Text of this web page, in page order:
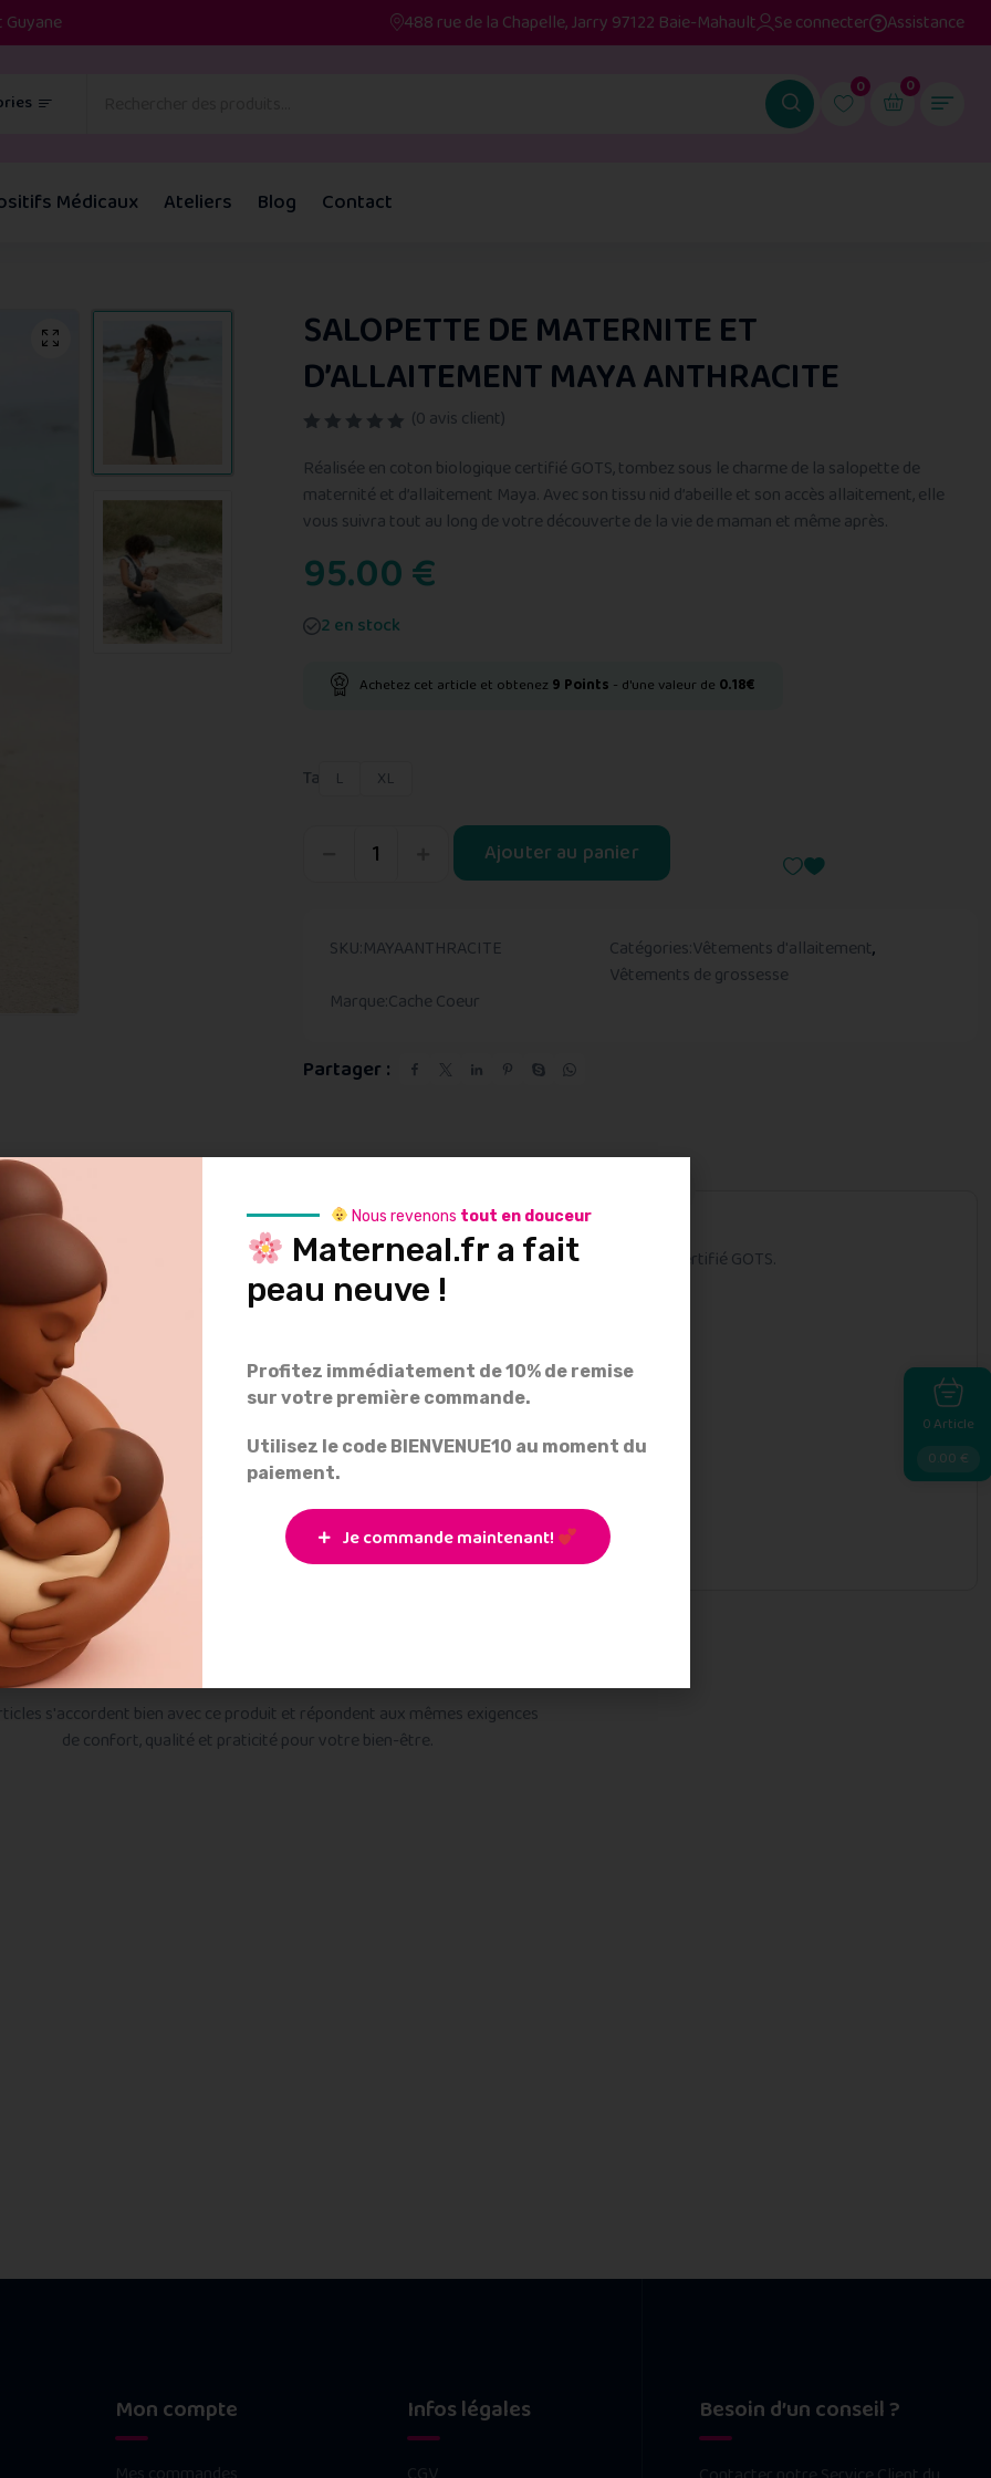
Guyane 488 rue de la Chapelle, Jarry 97122 Baie-Mahault Se connecter Assistance
0 0
Médicaux Ateliers Blog Contact
SALOPETTE DE MATERNITE ET
D’ALLAITEMENT MAYA ANTHRACITE
o
t
e
s
r
5
(0 avis client)
Réalisée en coton biologique certifié GOTS, tombez sous le charme de la salopette de
maternité et d’allaitement Maya. Avec son tissu nid d’abeille et son accès allaitement, elle
vous suivra tout au long de votre découverte de la vie de maman et même après.
95.00€
2 en stock
Achetez cet article et obtenez 9 Points - d'une valeur de 0.18€
Taille
L XL
Ajouter au panier
SKU:MAYAANTHRACITE Catégories:Vêtements d'allaitement,
Vêtements de grossesse
Marque:Cache Coeur
Partager :
praticité et éco-responsabilité grâce à sa matière nid d’abeille en coton 100% biologique certifié GOTS.
biologique
Produits Similaires
s'accordent bien avec ce produit et répondent aux mêmes exigences
de confort, qualité et praticité pour votre bien-être.
Mon compte Infos légales Besoin d’un conseil ?
0Article
0.00 €
Nous revenons tout en douceur
Materneal.fr a fait
peau neuve !
Profitez immédiatement de 10% de remise
sur votre première commande.
Utilisez le code BIENVENUE10 au moment du
paiement.
Je commande maintenant!